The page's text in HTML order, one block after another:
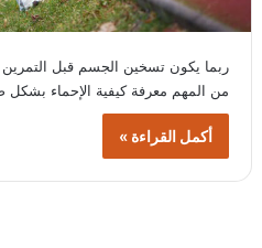
ربما يكون تسخين الجسم قبل
من المهم معرفة كيفية الإحماء بشكل
أكمل القراءة »